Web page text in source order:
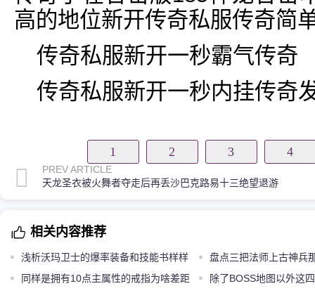
高的地位新开传奇私服传奇简
传奇私服新开一秒霸气传奇
传奇私服新开一秒内挂传奇
1 2 3 4
PREV ARTICLE
天龙圣衣被火舞者夺走后再丢沙巴克路易十三绝望退游
相关内容推荐
浅析沃玛卫士的爆率装备和技能书样样
齐全
盘点三把法师上古神兵
香
同样是拥有10点主属性的戒指为啥差距
除了BOSS地图以外这